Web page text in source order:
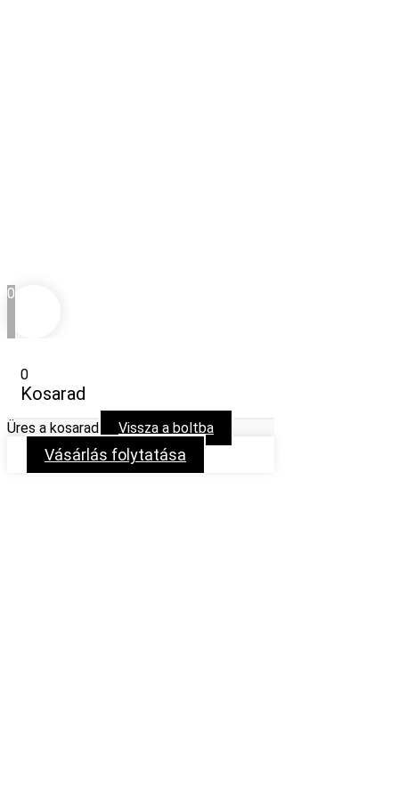
0
0
Kosarad
Üres a kosarad Vissza a boltba
Vásárlás folytatása